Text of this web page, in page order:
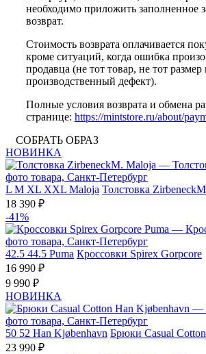
необходимо приложить заполненное
возврат.
Стоимость возврата оплачивается
кроме ситуаций, когда ошибка
продавца (не тот товар, не тот размер
производственный дефект).
Полные условия возврата и обмена
странице: https://mintstore.ru/about/
СОБРАТЬ ОБРАЗ
НОВИНКА
L M XL XXL Maloja Толстовка
18 390 ₽
-41%
42.5 44.5 Puma Кроссовки Spirex Gorpcore
16 990 ₽
9 990 ₽
НОВИНКА
50 52 Han Kjøbenhavn Брюки Casual Cotton
23 990 ₽